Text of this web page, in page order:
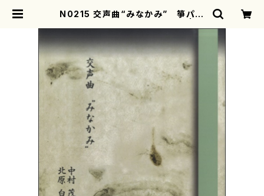
N0215 交声曲“みなかみ” 箏パー